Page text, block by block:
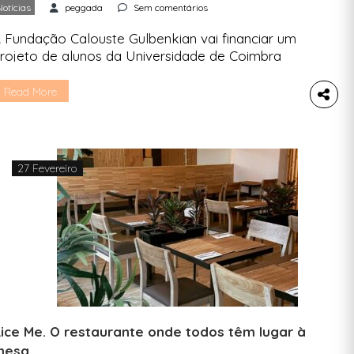
peggada Sem comentários
Fundação Calouste Gulbenkian vai financiar um
de alunos da Universidade de Coimbra
DyeLoop, uma nova tecnologia circular
Universidade de Coimbra vai receber um
[…]
Read More
27 Fevereiro
Me. O restaurante onde todos têm lugar à